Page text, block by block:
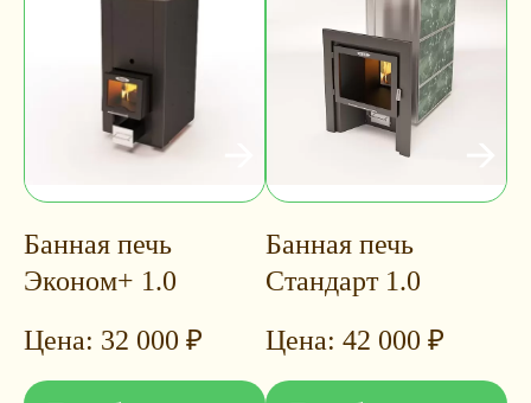
Банная печь
Эконом+ 1.0
32 000 ₽
Банная печь
Стандарт 1.0
42 000 ₽